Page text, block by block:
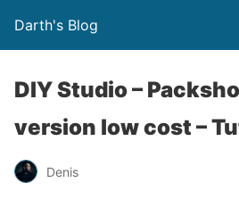
Darth's Blog
DIY Studio –
version low cost –
Denis